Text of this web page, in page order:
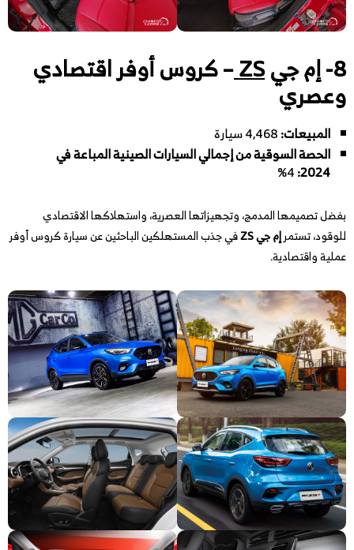
8- إم جي ZS– كروس أوفر اقتصادي
وعصري
المبيعات:
الحصة السوقية من إجمالي السيارات الصينية المباعة في
2024
:
بفضل تصميمها المدمج، وتجهيزاتها العصرية، واستهلاكها الاقتصادي
للوقود، تستمرإم جي ZS
في جذب المستهلكين الباحثين عن سيارة كروس أوفر
عملية واقتصادية.